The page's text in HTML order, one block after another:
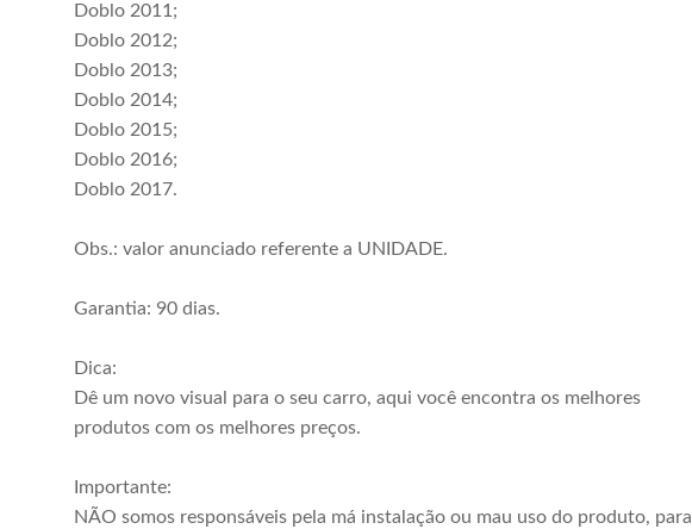
Doblo 2011;
Doblo 2012;
Doblo 2013;
Doblo 2014;
Doblo 2015;
Doblo 2016;
Doblo 2017.
Obs.: valor anunciado referente a UNIDADE.
Garantia: 90 dias.
Dica:
Dê um novo visual para o seu carro, aqui você encontra os melhores
produtos com os melhores preços.
Importante:
NÃO somos responsáveis pela má instalação ou mau uso do produto, para